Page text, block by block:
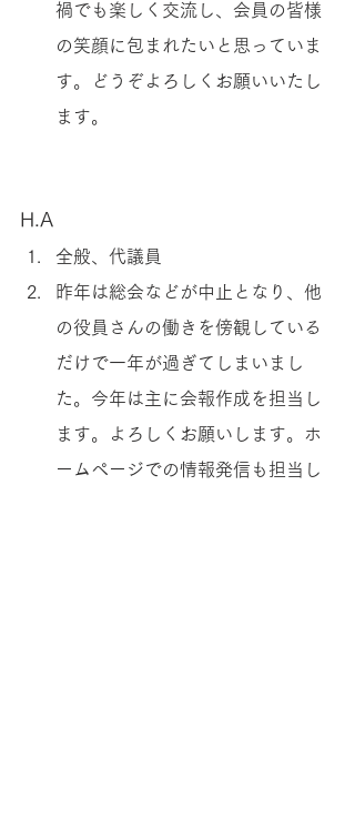
禍でも楽しく交流し、会員の皆様
の笑顔に包まれたいと思っていま
す。どうぞよろしくお願いいたし
ます。
H.A
全般、代議員
昨年は総会などが中止となり、他
の役員さんの働きを傍観している
だけで一年が過ぎてしまいまし
た。今年は主に会報作成を担当し
ます。よろしくお願いします。ホ
ームページでの情報発信も担当し